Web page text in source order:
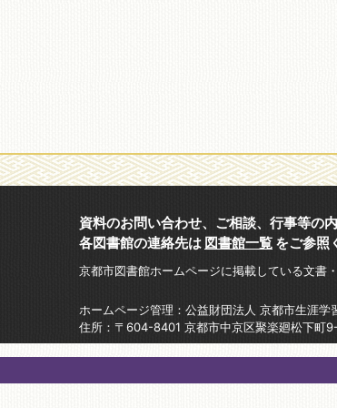
資料のお問い合わせ、ご相談、行事等の
各図書館の連絡先は 図書館一覧 をご参照
京都市図書館ホームページに掲載している文書
ホームページ管理：公益財団法人 京都市生涯
住所：〒604-8401 京都市中京区聚楽廻松下